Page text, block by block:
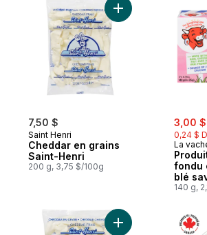
7,50 $
Saint Henri
Cheddar en grains
Saint-Henri
200 g, 3,75 $/100g
Ajouter Cheddar
sale:
3,00 $
0,24 $
La
fondu
blé
fumé
140 g,
Ajouter Cheddar